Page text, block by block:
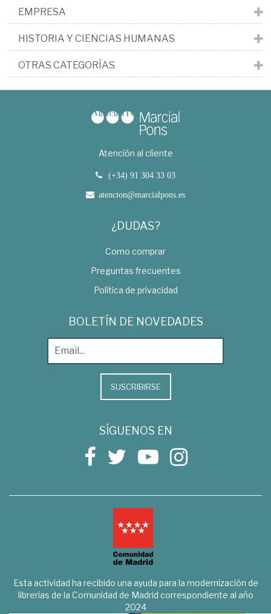
EMPRESA
HISTORIA Y CIENCIAS HUMANAS
OTRAS CATEGORÍAS
Atención al cliente
(+34) 91 304 33 03
atencion@marcialpons.es
¿DUDAS?
Como comprar
Preguntas frecuentes
Política de privacidad
BOLETÍN DE NOVEDADES
SUSCRIBIRSE
SÍGUENOS EN
Esta actividad ha recibido una ayuda para la modernización de
librerías de la Comunidad de Madrid correspondiente al año
2024